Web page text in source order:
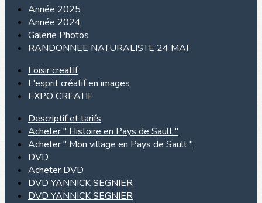
Année 2025
Année 2024
Galerie Photos
RANDONNEE NATURALISTE 24 MAI
Loisir creatIf
L'esprit créatif en images
EXPO CREATIF
Descriptif et tarifs
Acheter " Histoire en Pays de Sault "
Acheter " Mon village en Pays de Sault "
DVD
Acheter DVD
DVD YANNICK SEGNIER
DVD YANNICK SEGNIER